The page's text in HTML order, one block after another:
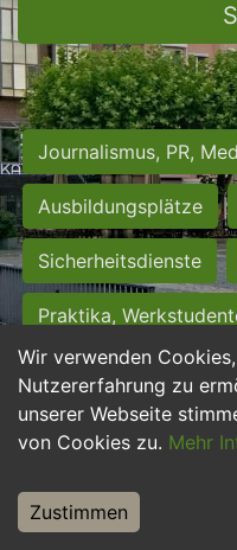
Wir verwenden
Nutzererfahrung zu
unserer Webseite
von Cookies zu. Mehr
Zustimmen
Journalismus, PR,
Ausbildungsplätze
Sicherheitsdienste
Praktika,
Personalwesen
Hilfskräfte, Aushilfs-
Weiterbildung,